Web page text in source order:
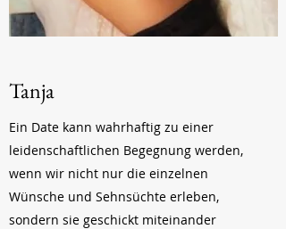
Tanja
Ein Date kann wahrhaftig zu einer
leidenschaftlichen Begegnung werden,
wenn wir nicht nur die einzelnen
Wünsche und Sehnsüchte erleben,
sondern sie geschickt miteinander